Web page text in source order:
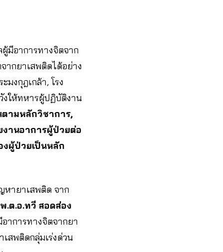
มีอาการทางจิตจาก
ากยาเสพติดได้อย่าง
งกุฎเกล้า, โรง
งให้ทหารผู้ปฏิบัติงาน
ามหลักวิชาการ,
านอาการผู้ป่วยต่อ
ผู้ป่วยเป็นหลัก
หายาเสพติด จาก
พ.ต.อ.ทวี สอดส่อง
าการทางจิตจากยา
สพติดกลุ่มเร่งด่วน